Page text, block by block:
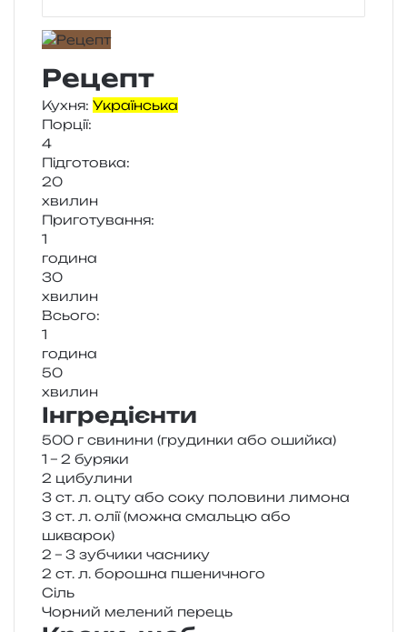
Рецепт
Кухня: Українська
Порції:
4
Підготовка:
20
хви­лин
Приготування:
1
годи­на
30
хви­лин
Всього:
1
годи­на
50
хви­лин
Інгредієнти
500 г сви­ни­ни (гру­дин­ки або ошийка)
1 – 2 буряки
2 цибу­ли­ни
3 ст. л. оцту або соку поло­ви­ни лимона
3 ст. л. олії (можна смаль­цю або
шкварок)
2 – 3 зуб­чи­ки часнику
2 ст. л. боро­шна пшеничного
Сіль
Чорний меле­ний перець